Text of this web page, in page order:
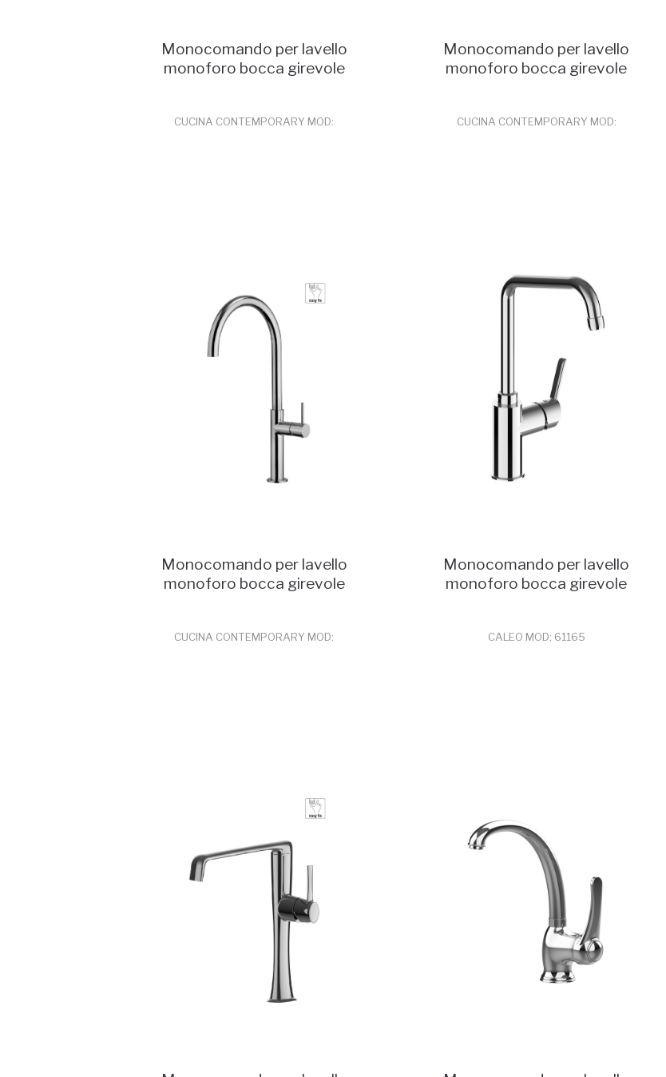
Monocomando per lavello
monoforo bocca girevole
CUCINA CONTEMPORARY MOD:
Monocomando per lavello
monoforo bocca girevole
CUCINA CONTEMPORARY MOD:
Monocomando per lavello
monoforo bocca girevole
CUCINA CONTEMPORARY MOD:
Monocomando per lavello
monoforo bocca girevole
CALEO MOD: 61165